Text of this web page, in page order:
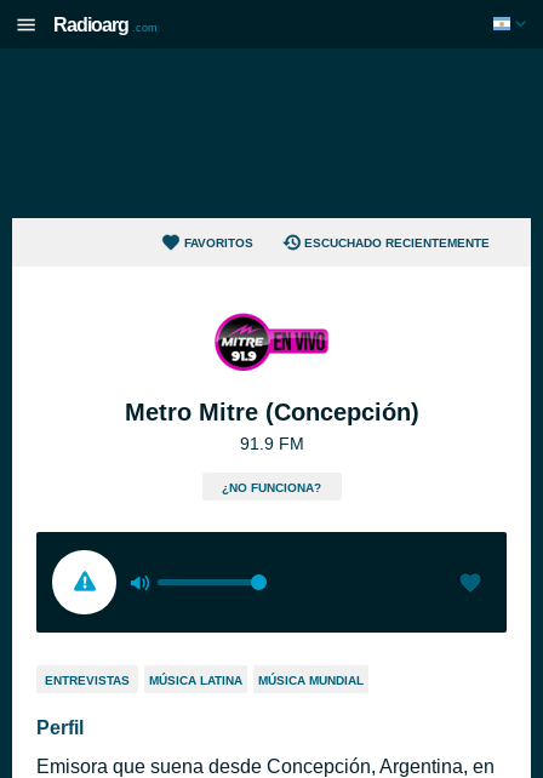
Radioarg .com
FAVORITOS ESCUCHADO RECIENTEMENTE
Metro Mitre (Concepción)
91.9 FM
¿NO FUNCIONA?
ENTREVISTAS MÚSICA LATINA MÚSICA MUNDIAL
Perfil
Emisora que suena desde Concepción, Argentina, en